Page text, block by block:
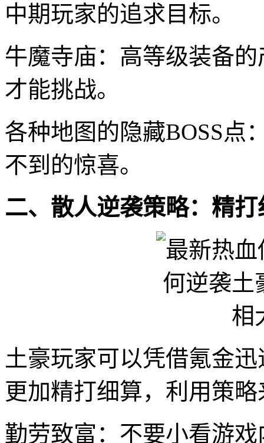
中期玩家的追求目标。
牛魔寺庙：高等级装备
才能挑战。
各种地图的隐藏BOSS点
不到的惊喜。
二、散人逆袭策略：精
土豪玩家可以凭借氪金
更加精打细算，利用策
勤劳致富：不要小看游